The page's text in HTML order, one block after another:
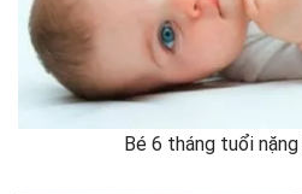
Bé 6 tháng tuổi nặng